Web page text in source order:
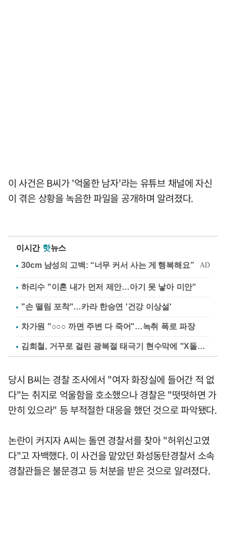
이 사건은 B씨가 '억울한 남자'라는 유튜브 채널에 자신
이 겪은 상황을 녹음한 파일을 공개하며 알려졌다.
이시간 핫뉴스
하리수 "이혼 내가 먼저 제안…아기 못 낳아 미안"
"손 떨림 포착"…카라 한승연 '건강 이상설'
차가원 "○○○ 까면 주변 다 죽어"…녹취 폭로 파장
김희철, 거꾸로 걸린 광복절 태극기 현수막에 "X돌았네"
당시 B씨는 경찰 조사에서 "여자 화장실에 들어간 적 없
다"는 취지로 억울함을 호소했으나 경찰은 "떳떳하면 가
만히 있으라" 등 부적절한 대응을 했던 것으로 파악됐다.
논란이 커지자 A씨는 돌연 경찰서를 찾아 "허위신고였
다"고 자백했다. 이 사건을 맡았던 화성동탄경찰서 소속
경찰관들은 불문경고 등 처분을 받은 것으로 알려졌다.